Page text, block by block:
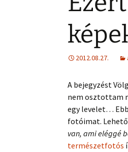
2012.08.27.
A bejegyzést
nem osztottam
egy levelet…
fotóimat.
van, ami eléggé
természetfotós